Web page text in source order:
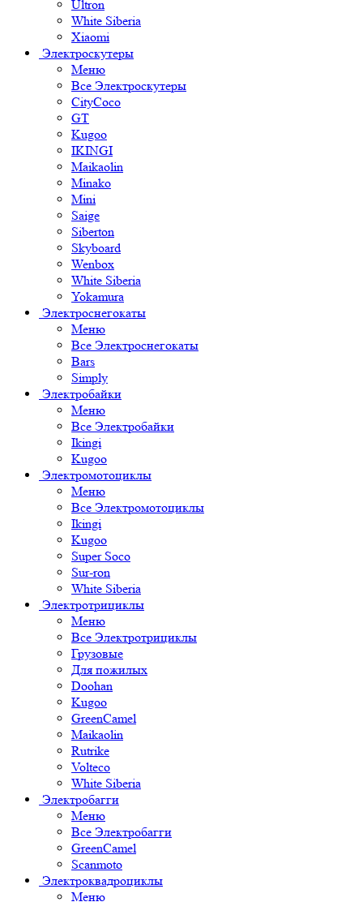
Ultron
White Siberia
Xiaomi
Электроскутеры
Меню
Все Электроскутеры
CityCoco
GT
Kugoo
IKINGI
Maikaolin
Minako
Mini
Saige
Siberton
Skyboard
Wenbox
White Siberia
Yokamura
Электроснегокаты
Меню
Все Электроснегокаты
Bars
Simply
Электробайки
Меню
Все Электробайки
Ikingi
Kugoo
Электромотоциклы
Меню
Все Электромотоциклы
Ikingi
Kugoo
Super Soco
Sur-ron
White Siberia
Электротрициклы
Меню
Все Электротрициклы
Грузовые
Для пожилых
Doohan
Kugoo
GreenCamel
Maikaolin
Rutrike
Volteco
White Siberia
Электробагги
Меню
Все Электробагги
GreenCamel
Scanmoto
Электроквадроциклы
Меню